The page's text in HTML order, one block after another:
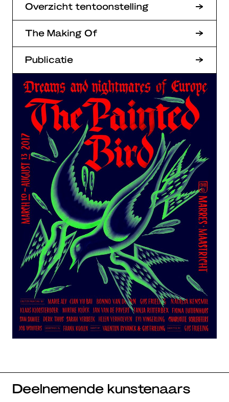
Overzicht tentoonstelling
The Making Of
Publicatie
Deelnemende kunstenaars